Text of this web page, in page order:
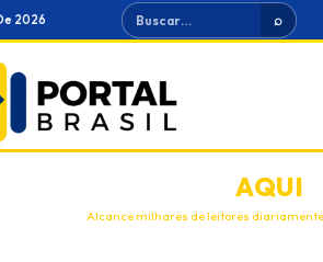
2026 Buscar ⌕
ANUNCIEAQUI
Alcance milhares de leitores diariamente